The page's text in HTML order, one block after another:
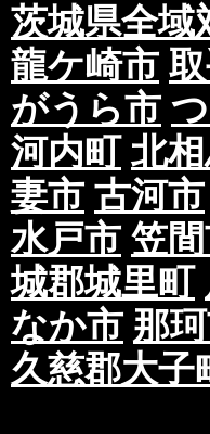
茨城県全域
龍ケ崎市
がうら市
河内町 北
妻市 古河市
水戸市 笠
城郡城里町
なか市 那
久慈郡大子